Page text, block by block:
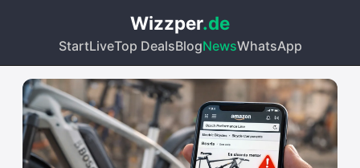
Wizzper.de
StartLiveTop DealsBlogNewsWhatsApp